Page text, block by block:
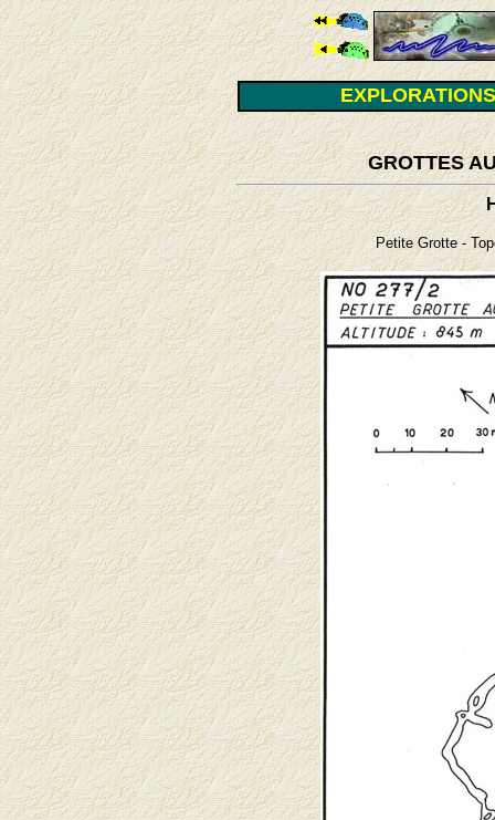
GROTTES
Petite Grotte -